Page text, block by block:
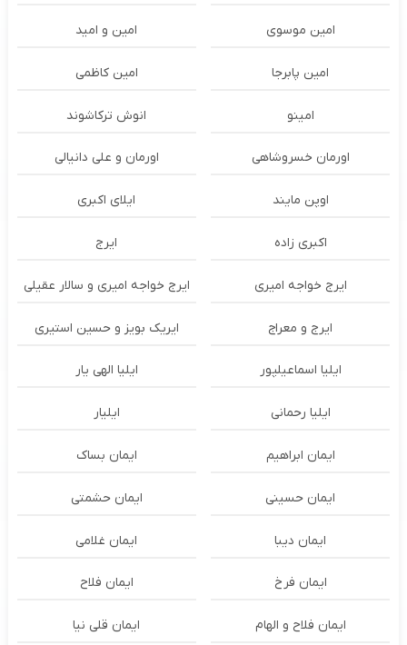
امین موسوی امین و امید
امین پابرجا امین کاظمی
امینو انوش ترکاشوند
اورمان خسروشاهی اورمان و علی دانیالی
اوپن مایند ايلاى اكبرى
اکبری زاده ایرج
ایرج خواجه امیری ایرج خواجه امیری و سالار عقیلی
ایرج و معراج ایریک بویز و حسین استیری
ایلیا اسماعیلپور ایلیا الهی یار
ایلیا رحمانی ایلیار
ایمان ابراهیم ایمان بساک
ایمان حسینی ایمان حشمتی
ایمان دیبا ایمان غلامی
ایمان فرخ ایمان فلاح
ایمان فلاح و الهام ایمان قلی نیا